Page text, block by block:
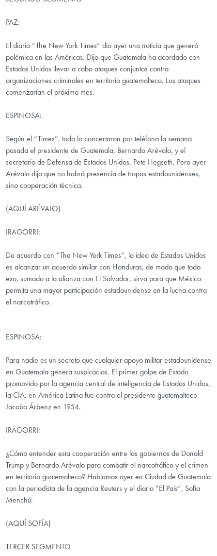
PAZ:
El diario “The New York Times” dio ayer una noticia que generó
polémica en las Américas. Dijo que Guatemala ha acordado con
Estados Unidos llevar a cabo ataques conjuntos contra
organizaciones criminales en territorio guatemalteco. Los ataques
comenzarían el próximo mes.
ESPINOSA:
Según el “Times”, todo lo concertaron por teléfono la semana
pasada el presidente de Guatemala, Bernardo Arévalo, y el
secretario de Defensa de Estados Unidos, Pete Hegseth. Pero ayer
Arévalo dijo que no habrá presencia de tropas estadounidenses,
sino cooperación técnica.
(AQUÍ ARÉVALO)
IRAGORRI:
De acuerdo con “The New York Times”, la idea de Estados Unidos
es alcanzar un acuerdo similar con Honduras, de modo que todo
eso, sumado a la alianza con El Salvador, sirva para que México
permita una mayor participación estadounidense en la lucha contra
el narcotráfico.
ESPINOSA:
Para nadie es un secreto que cualquier apoyo militar estadounidense
en Guatemala genera suspicacias. El primer golpe de Estado
promovido por la agencia central de inteligencia de Estados Unidos,
la CIA, en América Latina fue contra el presidente guatemalteco
Jacobo Árbenz en 1954.
IRAGORRI:
¿Cómo entender esta cooperación entre los gobiernos de Donald
Trump y Bernardo Arévalo para combatir el narcotráfico y el crimen
en territorio guatemalteco? Hablamos ayer en Ciudad de Guatemala
con la periodista de la agencia Reuters y el diario “El País”, Sofía
Menchú:
(AQUÍ SOFÍA)
TERCER SEGMENTO